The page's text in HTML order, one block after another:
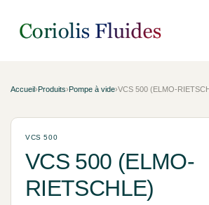
Accueil›Produits›Pompe à vide›VCS 500 (ELMO-
VCS 500
VCS 500 (ELMO-
RIETSCHLE)